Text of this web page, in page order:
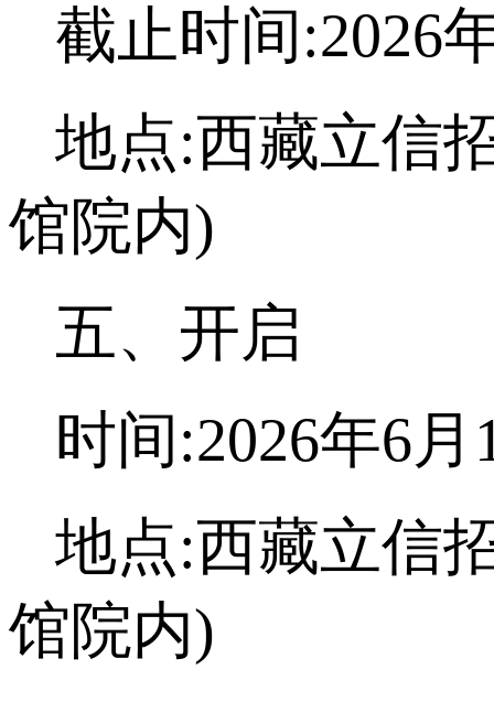
截止时间:2026
地点:西藏立信
馆院内)
五、开启
时间:2026年6
地点:西藏立信
馆院内)